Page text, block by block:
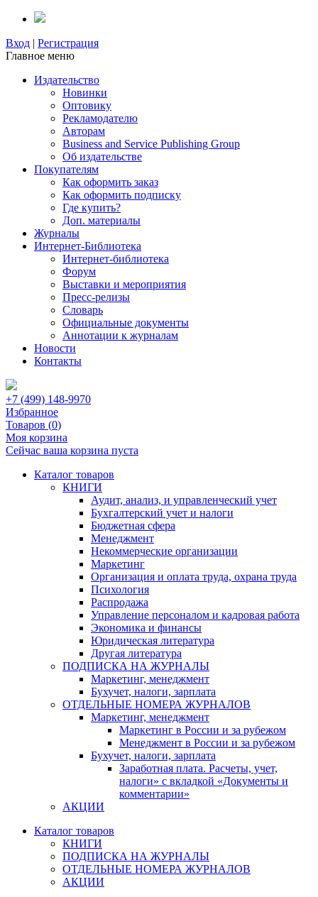
Вход | Регистрация
Главное меню
Издательство
Новинки
Оптовику
Рекламодателю
Авторам
Business and Service Publishing Group
Об издательстве
Покупателям
Как оформить заказ
Как оформить подписку
Где купить?
Доп. материалы
Журналы
Интернет-Библиотека
Интернет-библиотека
Форум
Выставки и мероприятия
Пресс-релизы
Словарь
Официальные документы
Аннотации к журналам
Новости
Контакты
+7 (499) 148-9970
Избранное
Товаров (0)
Моя корзина
Сейчас ваша корзина пуста
Каталог товаров
КНИГИ
Аудит, анализ, и управленческий учет
Бухгалтерский учет и налоги
Бюджетная сфера
Менеджмент
Некоммерческие организации
Маркетинг
Организация и оплата труда, охрана труда
Психология
Распродажа
Управление персоналом и кадровая работа
Экономика и финансы
Юридическая литература
Другая литература
ПОДПИСКА НА ЖУРНАЛЫ
Маркетинг, менеджмент
Бухучет, налоги, зарплата
ОТДЕЛЬНЫЕ НОМЕРА ЖУРНАЛОВ
Маркетинг, менеджмент
Маркетинг в России и за рубежом
Менеджмент в России и за рубежом
Бухучет, налоги, зарплата
Заработная плата. Расчеты, учет,
налоги» с вкладкой «Документы и
комментарии»
АКЦИИ
Каталог товаров
КНИГИ
ПОДПИСКА НА ЖУРНАЛЫ
ОТДЕЛЬНЫЕ НОМЕРА ЖУРНАЛОВ
АКЦИИ